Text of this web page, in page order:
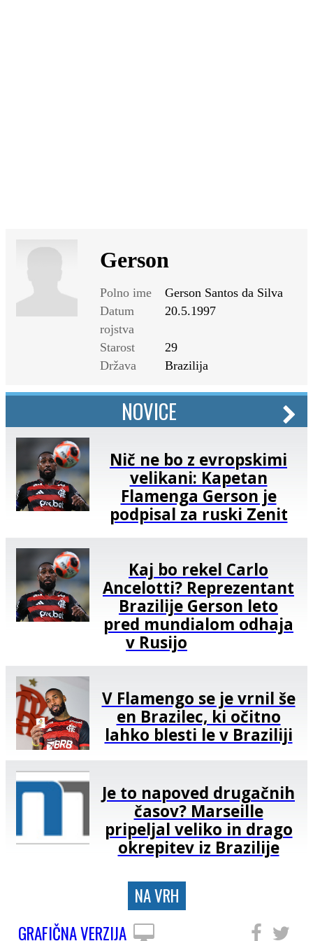
Gerson
Polno ime
Gerson Santos da Silva
Datum
rojstva
20.5.1997
Starost
29
Država
Brazilija
NOVICE
Nič ne bo z evropskimi
velikani: Kapetan
Flamenga Gerson je
podpisal za ruski Zenit
Kaj bo rekel Carlo
Ancelotti? Reprezentant
Brazilije Gerson leto
pred mundialom odhaja
v Rusijo
V Flamengo se je vrnil še
en Brazilec, ki očitno
lahko blesti le v Braziliji
Je to napoved drugačnih
časov? Marseille
pripeljal veliko in drago
okrepitev iz Brazilije
NA VRH
GRAFIČNA VERZIJA